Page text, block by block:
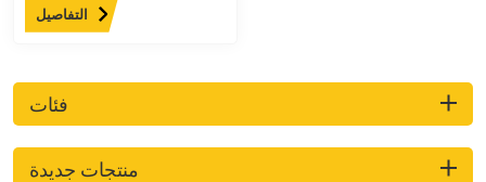
مثل سهولة المناورة ومحرك
تطبيقات مثل تنسيق الحدائق
التفاصيل
فئات
منتجات جديدة